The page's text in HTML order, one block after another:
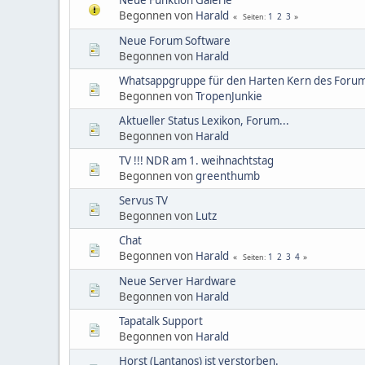
Begonnen von Harald Seiten 1 2 3
Neue Forum Software
Begonnen von Harald
Whatsappgruppe für den Harten Kern des
Begonnen vonTropenJunkie
Aktueller Status Lexikon, Forum...
Begonnen von Harald
TV !!! NDR am 1. weihnachtstag
Begonnen vongreenthumb
Servus TV
Begonnen von Lutz
Chat
Begonnen von Harald Seiten 1 2 3 4
Neue Server Hardware
Begonnen von Harald
Tapatalk Support
Begonnen von Harald
Horst (Lantanos) ist verstorben.